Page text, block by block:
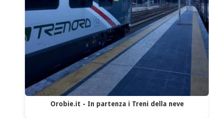
Orobie.it - In partenza i Treni della neve